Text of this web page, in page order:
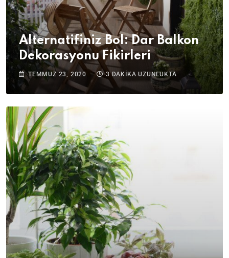
Alternatifiniz Bol: Dar Balkon
Dekorasyonu Fikirleri
TEMMUZ 23, 2020 3 DAKIKA UZUNLUKTA